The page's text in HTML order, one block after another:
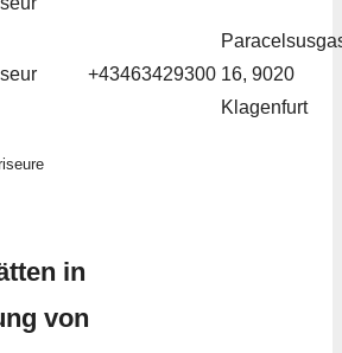
+43463429300 16, 9020
Klagenfurt
in
von